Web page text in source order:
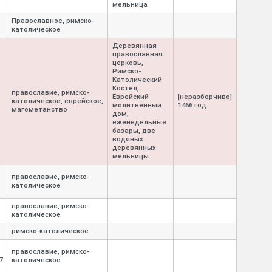
мельница
Православное, римско-
католическое
православие, римско-
католическое, еврейское,
магометанство
Деревянная
православная
церковь,
Римско-
Католический
Костел,
Еврейский
молитвенный
дом,
еженедельные
базары, две
водяных
деревянных
мельницы.
[неразборчиво]
1466 год
православие, римско-
католическое
православие, римско-
католическое
римско-католическое
православие, римско-
католическое